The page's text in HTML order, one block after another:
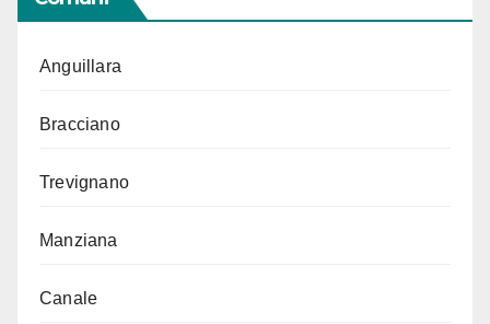
Anguillara
Bracciano
Trevignano
Manziana
Canale